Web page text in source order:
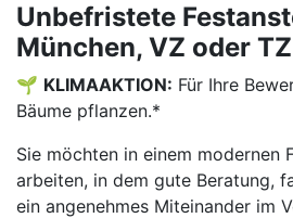
Unbefristete
München, VZ oder TZ
🌱 KLIMAAKTION: Für Ihre
Bäume pflanzen.*
Sie möchten in einem modernen
arbeiten, in dem gute Beratung,
ein angenehmes Miteinander im